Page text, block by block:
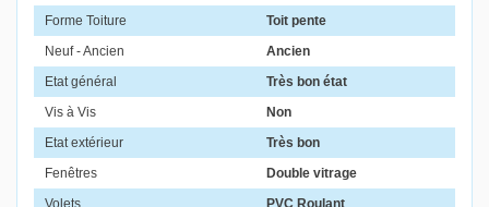
Forme Toiture
Toit pente
Neuf - Ancien
Ancien
Etat général
Très bon état
Vis à Vis
Non
Etat extérieur
Très bon
Fenêtres
Double vitrage